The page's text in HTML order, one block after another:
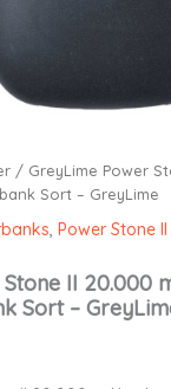
/ GreyLime Power
Sort – GreyLime
, Power Stone
II 20.000
Sort –